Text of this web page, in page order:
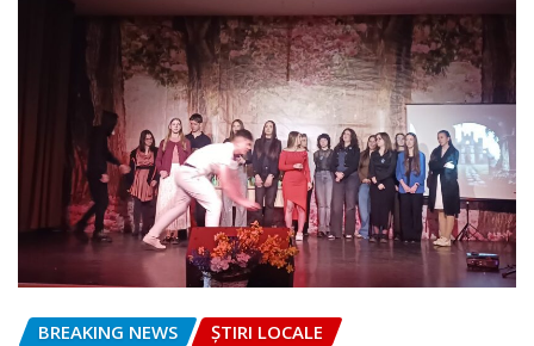
BREAKING NEWS ȘTIRI LOCALE